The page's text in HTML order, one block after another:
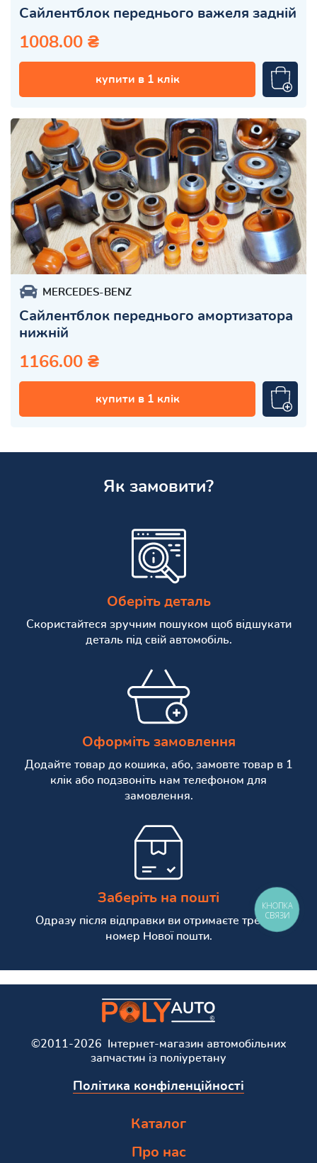
Сайлентблок переднього важеля задній
1008.00 ₴
купити в 1 клік
MERCEDES-BENZ
Сайлентблок переднього амортизатора
нижній
1166.00 ₴
купити в 1 клік
Як замовити?
Оберіть деталь
Скористайтеся зручним пошуком щоб відшукати
деталь під свій автомобіль.
Оформіть замовлення
Додайте товар до кошика, або, замовте товар в 1
клік або подзвоніть нам телефоном для
замовлення.
Заберіть на пошті
Одразу після відправки ви отримаєте трекінг
номер Нової пошти.
©2011-2026 Інтернет-магазин автомобільних
запчастин із поліуретану
Політика конфіленційності
Каталог
Про нас
КНОПКА
СВЯЗИ